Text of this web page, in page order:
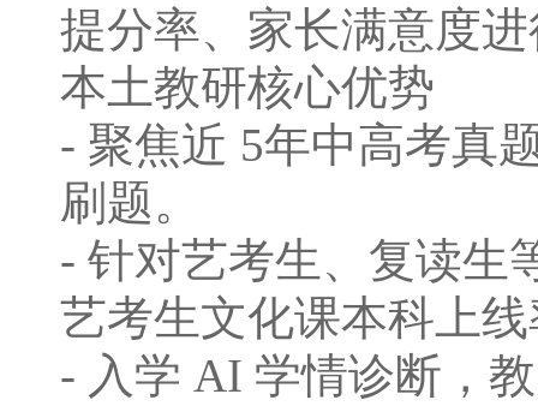
提分率、家⻓满意度
本⼟教研核⼼优势
- 聚焦近 5年中⾼考真
刷题。
- 针对艺考⽣、复读⽣
艺考⽣⽂化课本科上线
- ⼊学 AI 学情诊断，